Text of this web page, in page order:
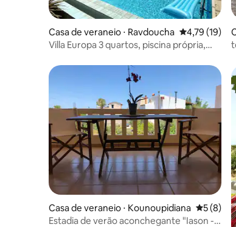
Casa de veraneio ⋅ Ravdoucha 4,79 de uma
4,79 (19)
Villa Europa 3 quartos, piscina própria,
Casa de veraneio ⋅ Kounoupidiana 5 de
5 (8)
Estadia de verão aconchegante "Iason -